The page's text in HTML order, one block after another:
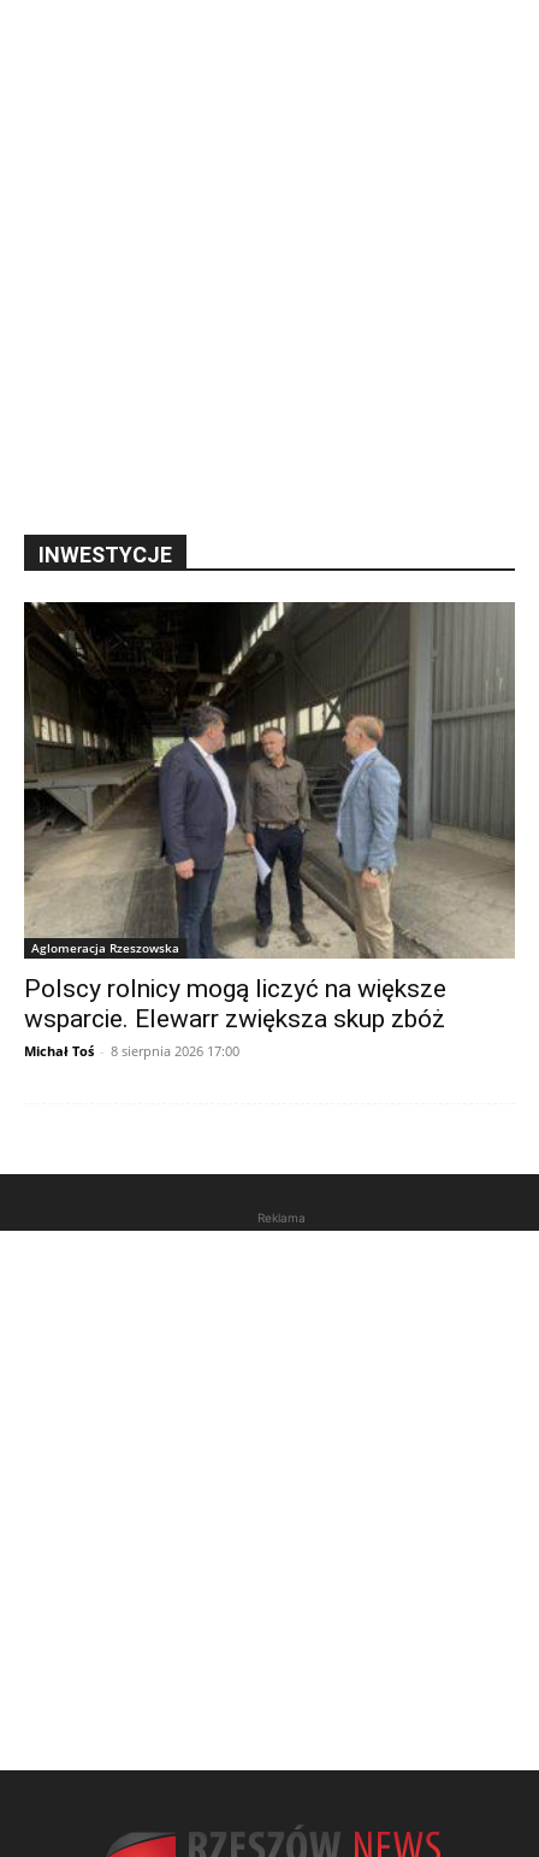
INWESTYCJE
Aglomeracja Rzeszowska
Polscy rolnicy mogą liczyć na większe
wsparcie. Elewarr zwiększa skup zbóż
Michał Toś - 8 sierpnia 2026 17:00
Reklama